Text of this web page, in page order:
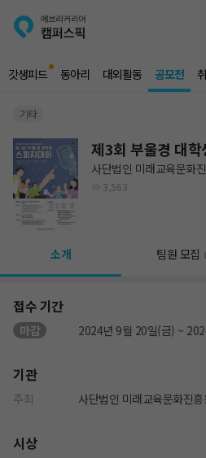
갓생피드 동아리 대외활동 공모전
기타
제3회 부울경 대학
사단법인 미래교육문화
3,563
소개 팀원 모집
접수 기간
마감 2024년 9월 20일(금) ~
기관
주최 사단법인 미래교육문화진흥
시상